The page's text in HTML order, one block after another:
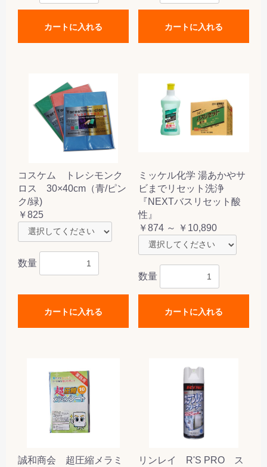
カートに入れる カートに入れる
コスケム トレシモンク
ロス 30×40cm（青/ピン
ク/緑)
￥825
数量
カートに入れる
ミッケル化学 湯あかやサ
ビまでリセット洗浄
『NEXTバスリセット酸
性』
￥874 ～ ￥10,890
数量
カートに入れる
誠和商会 超圧縮メラミ
リンレイ R'S PRO ス